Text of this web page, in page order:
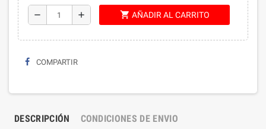
remove add shopping_cart AÑADIR AL CARRITO
COMPARTIR
DESCRIPCIÓN CONDICIONES DE ENVIO